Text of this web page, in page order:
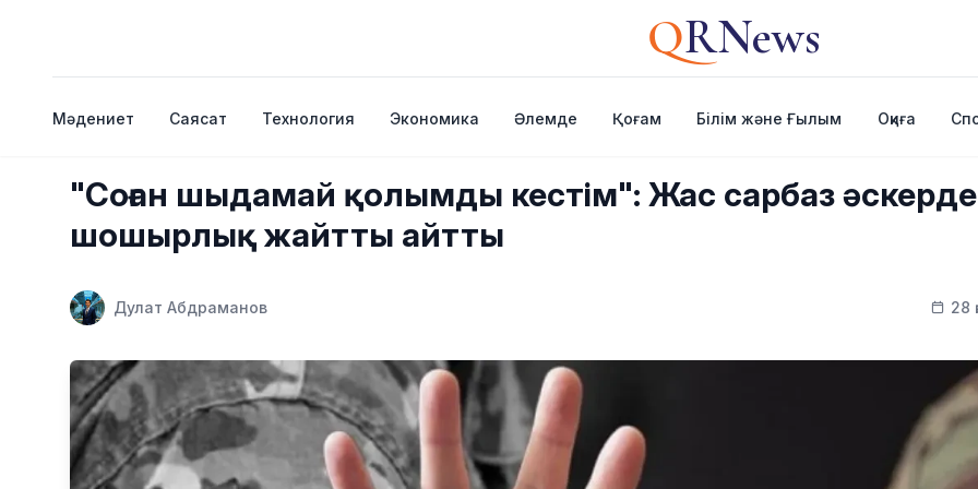
QRNews
Мәдениет Саясат Технология Экономика Әлемде Қоғам Білім және Ғылым Оқиға
"Соған шыдамай қолымды кестім": Жас сарбаз
шошырлық жайтты айтты
Дулат Абдраманов 28